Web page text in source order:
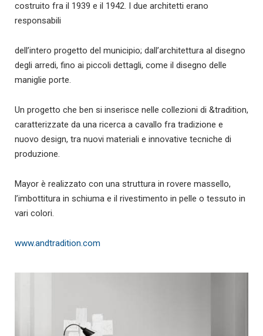
costruito fra il 1939 e il 1942. I due architetti erano
responsabili
dell’intero progetto del municipio; dall’architettura al disegno
degli arredi, fino ai piccoli dettagli, come il disegno delle
maniglie porte.
Un progetto che ben si inserisce nelle collezioni di &tradition,
caratterizzate da una ricerca a cavallo fra tradizione e
nuovo design, tra nuovi materiali e innovative tecniche di
produzione.
Mayor è realizzato con una struttura in rovere massello,
l’imbottitura in schiuma e il rivestimento in pelle o tessuto in
vari colori.
www.andtradition.com